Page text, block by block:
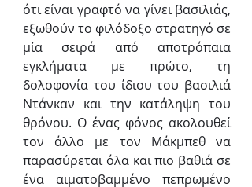
ότι είναι γραφτό να γίνει βασιλιάς,
εξωθούν το φιλόδοξο στρατηγό σε
μία σειρά από αποτρόπαια
εγκλήματα με πρώτο, τη
δολοφονία του ίδιου του βασιλιά
Ντάνκαν και την κατάληψη του
θρόνου. Ο ένας φόνος ακολουθεί
τον άλλο με τον Μάκμπεθ να
παρασύρεται όλα και πιο βαθιά σε
ένα αιματοβαμμένο πεπρωμένο